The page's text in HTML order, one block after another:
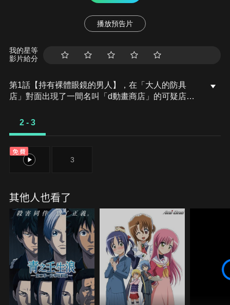
播放預告片
我的星等
影片給分
第1話【持有裸體眼鏡的男人】，在「大人的防具
店」對面出現了一間名叫「d動畫商店」的可疑店
向莉莉葉塔…？旅途中的冒險者們，歡迎來到大人的
意好到門庭若市。魔王也加入的防具店一行人決定試
著潛入那間神祕店家看看…！旅途中的冒險者們，歡
2 - 3
免費
2 3
其他人也看了